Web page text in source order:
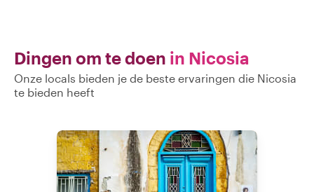
Dingen om te doen in Nicosia
Onze locals bieden je de beste ervaringen die Nicosia
te bieden heeft